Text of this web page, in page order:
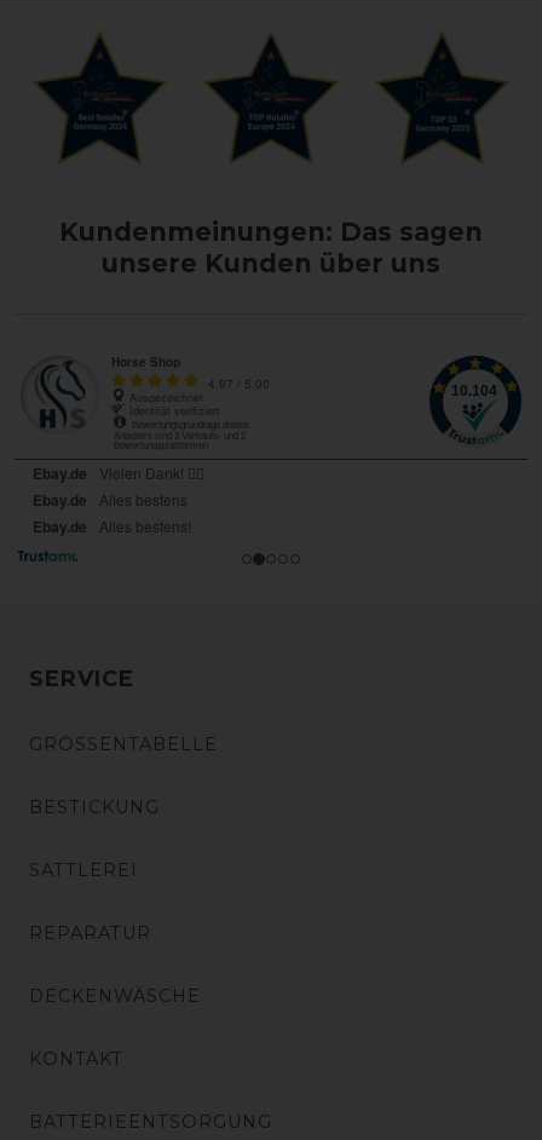
Kundenmeinungen: Das sagen
unsere Kunden über uns
SERVICE
GRÖSSENTABELLE
BESTICKUNG
SATTLEREI
REPARATUR
DECKENWÄSCHE
KONTAKT
BATTERIEENTSORGUNG